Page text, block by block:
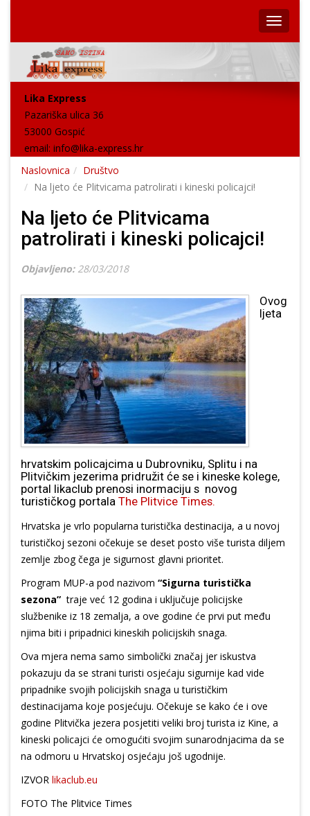
Lika Express
Pazariška ulica 36
53000 Gospić
email: info@lika-express.hr
Naslovnica
Društvo
Na ljeto će Plitvicama patrolirati i kineski policajci!
Na ljeto će Plitvicama
patrolirati i kineski policajci!
Objavljeno: 28/03/2018
Ovog
ljeta
hrvatskim policajcima u Dubrovniku, Splitu i na
Plitvičkim jezerima pridružit će se i kineske kolege,
portal likaclub prenosi inormaciju s novog
turističkog portala The Plitvice Times.
Hrvatska je vrlo popularna turistička destinacija, a u novoj
turističkoj sezoni očekuje se deset posto više turista diljem
zemlje zbog čega je sigurnost glavni prioritet.
Program MUP-a pod nazivom “Sigurna turistička
sezona” traje već 12 godina i uključuje policijske
službenike iz 18 zemalja, a ove godine će prvi put među
njima biti i pripadnici kineskih policijskih snaga.
Ova mjera nema samo simbolički značaj jer iskustva
pokazuju da se strani turisti osjećaju sigurnije kad vide
pripadnike svojih policijskih snaga u turističkim
destinacijama koje posjećuju. Očekuje se kako će i ove
godine Plitvička jezera posjetiti veliki broj turista iz Kine, a
kineski policajci će omogućiti svojim sunarodnjacima da se
na odmoru u Hrvatskoj osjećaju još ugodnije.
IZVOR likaclub.eu
FOTO The Plitvice Times